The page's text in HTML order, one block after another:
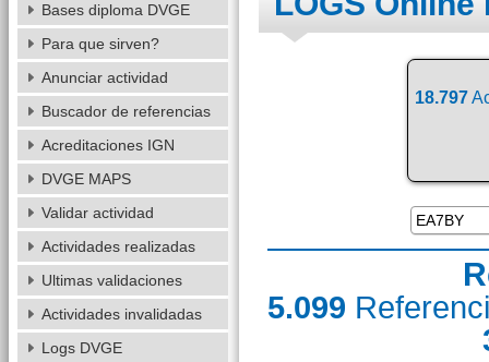
18.797
5.099
Bases diploma DVGE
Para que sirven?
Anunciar actividad
Buscador de referencias
Acreditaciones IGN
DVGE MAPS
Validar actividad
Actividades realizadas
Ultimas validaciones
Actividades invalidadas
Logs DVGE